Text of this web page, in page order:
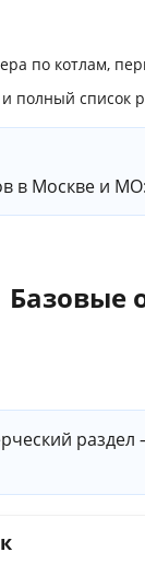
по котлам,
полный список
в Москве и МО:
Базовые